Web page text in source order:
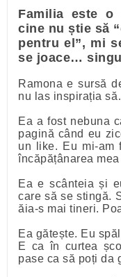
Familia este o
cine nu știe să
pentru el”, mi
se joace…
Ramona e sursă
nu las inspirația
Ea a fost nebuna
pagină când eu
un like. Eu mi-am
încăpățânarea
Ea e scânteia și
care să se stingă.
ăia-s mai tineri.
Ea gătește. Eu
E ca în curtea
pase ca să poți da